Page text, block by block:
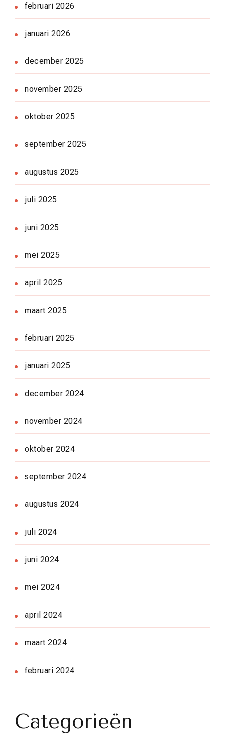
februari 2026
januari 2026
december 2025
november 2025
oktober 2025
september 2025
augustus 2025
juli 2025
juni 2025
mei 2025
april 2025
maart 2025
februari 2025
januari 2025
december 2024
november 2024
oktober 2024
september 2024
augustus 2024
juli 2024
juni 2024
mei 2024
april 2024
maart 2024
februari 2024
Categorieën